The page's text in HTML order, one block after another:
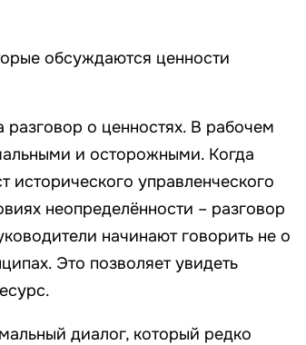
обсуждаются ценности
разговор о ценностях. В рабочем
и осторожными. Когда
исторического управленческого
неопределённости – разговор
начинают говорить не о
Это позволяет увидеть
диалог, который редко